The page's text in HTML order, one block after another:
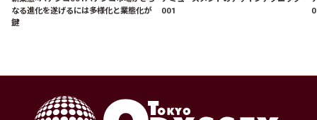
なる進化を遂げるには多様化と業態化が
鍵
001